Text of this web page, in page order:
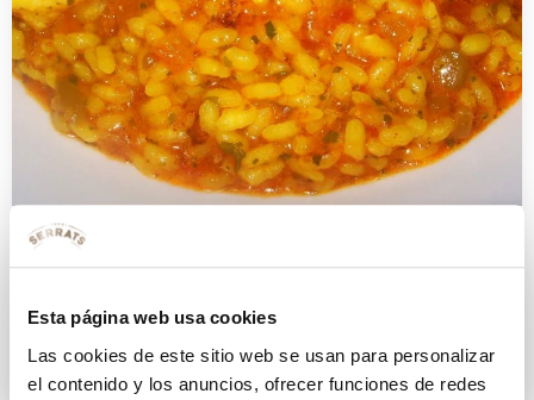
Esta página web usa cookies
Las cookies de este sitio web se usan para personalizar
el contenido y los anuncios, ofrecer funciones de redes
Arroz caldoso de caviar de oricios
15 NOVIEMBRE 2011